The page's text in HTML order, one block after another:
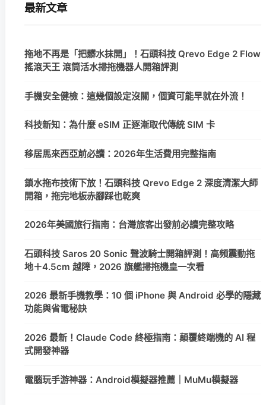
最新文章
拖地不再是「把髒水抹開」！石頭科技 Qrevo Edge 2 Flow
搖滾天王 滾筒活水掃拖機器人開箱評測
手機安全健檢：這幾個設定沒關，個資可能早就在外流！
科技新知：為什麼 eSIM 正逐漸取代傳統 SIM 卡
移居馬來西亞前必讀：2026年生活費用完整指南
鎖水拖布技術下放！石頭科技 Qrevo Edge 2 深度清潔大師
開箱，拖完地板赤腳踩也乾爽
2026年美國旅行指南：台灣旅客出發前必讀完整攻略
石頭科技 Saros 20 Sonic 聲波騎士開箱評測！高頻震動拖
地＋4.5cm 越障，2026 旗艦掃拖機皇一次看
2026 最新手機教學：10 個 iPhone 與 Android 必學的隱藏
功能與省電秘訣
2026 最新！Claude Code 終極指南：顛覆終端機的 AI 程
式開發神器
電腦玩手游神器：Android模擬器推薦｜MuMu模擬器